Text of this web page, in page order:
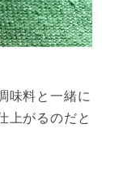
味料と一緒に
上がるのだと